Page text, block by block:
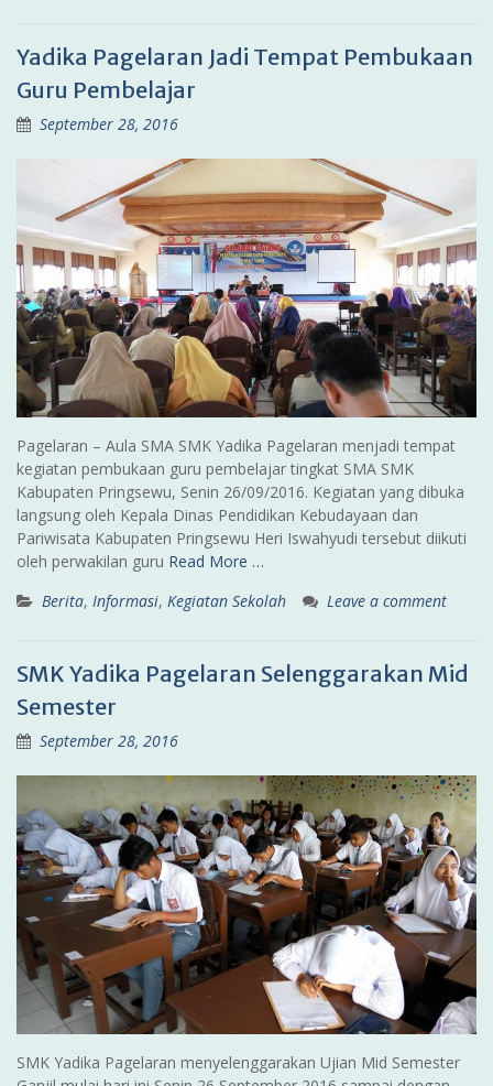
Yadika Pagelaran Jadi Tempat Pembukaan
Guru Pembelajar
September 28, 2016
Pagelaran – Aula SMA SMK Yadika Pagelaran menjadi tempat
kegiatan pembukaan guru pembelajar tingkat SMA SMK
Kabupaten Pringsewu, Senin 26/09/2016. Kegiatan yang dibuka
langsung oleh Kepala Dinas Pendidikan Kebudayaan dan
Pariwisata Kabupaten Pringsewu Heri Iswahyudi tersebut diikuti
oleh perwakilan guru Read More …
Berita, Informasi, Kegiatan Sekolah Leave a comment
SMK Yadika Pagelaran Selenggarakan Mid
Semester
September 28, 2016
SMK Yadika Pagelaran menyelenggarakan Ujian Mid Semester